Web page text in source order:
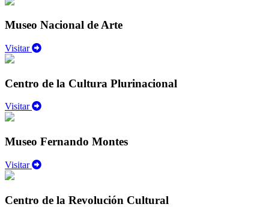
Museo Nacional de Arte
Visitar
Centro de la Cultura Plurinacional
Visitar
Museo Fernando Montes
Visitar
Centro de la Revolución Cultural